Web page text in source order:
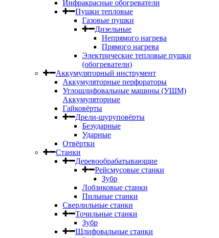
Инфракрасные обогреватели
Пушки тепловые
Газовые пушки
Дизельные
Непрямого нагрева
Прямого нагрева
Электрические тепловые пушки
(обогреватели)
Аккумуляторный инструмент
Аккумуляторные перфораторы
Углошлифовальные машины (УШМ)
Аккумуляторные
Гайковёрты
Дрели-шуруповёрты
Безударные
Ударные
Отвёртки
Станки
Деревообрабатывающие
Рейсмусовые станки
Зубр
Лобзиковые станки
Пильные станки
Сверлильные станки
Точильные станки
Зубр
Шлифовальные станки